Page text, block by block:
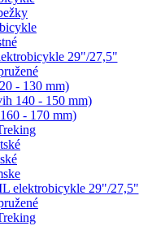
29"/27,5"
- 130 mm)
140 - 150 mm)
- 170 mm)
elektrobicykle 29"/27,5"